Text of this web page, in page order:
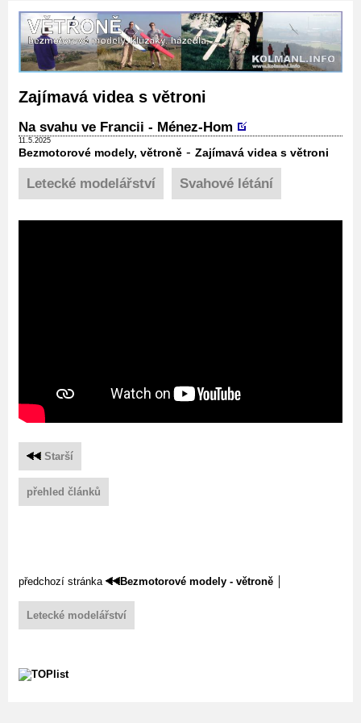
Zajímavá videa s větroni
Na svahu ve Francii - Ménez-Hom
11.5.2025
Bezmotorové modely, větroně - Zajímavá videa s větroni
Letecké modelářství Svahové létání
Starší
přehled článků
předchozí stránka Bezmotorové modely - větroně
Letecké modelářství